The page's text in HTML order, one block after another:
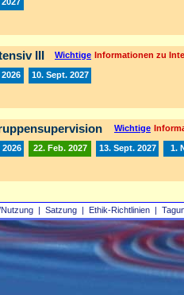
| Satzung | Ethik-Richtlinien |
III Wichtige Informationen zu
10. Sept. 2027
Wichtige
2026 22. Feb. 2027 13. Sept. 2027 1.